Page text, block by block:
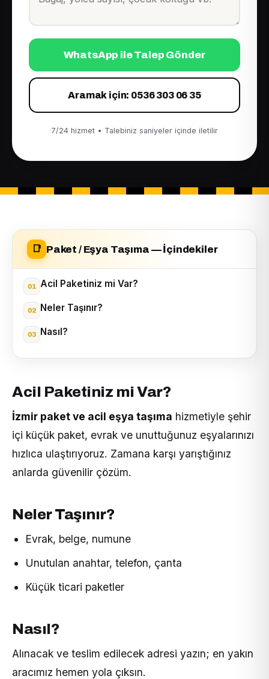
WhatsApp ile Talep Gönder
Aramak için: 0536 303 06 35
7/24 hizmet • Talebiniz saniyeler içinde iletilir
📑 Paket / Eşya Taşıma — İçindekiler
Acil Paketiniz mi Var?
Neler Taşınır?
Nasıl?
Acil Paketiniz mi Var?
İzmir paket ve acil eşya taşıma hizmetiyle şehir
içi küçük paket, evrak ve unuttuğunuz eşyalarınızı
hızlıca ulaştırıyoruz. Zamana karşı yarıştığınız
anlarda güvenilir çözüm.
Neler Taşınır?
Evrak, belge, numune
Unutulan anahtar, telefon, çanta
Küçük ticari paketler
Nasıl?
Alınacak ve teslim edilecek adresi yazın; en yakın
aracımız hemen yola çıksın.